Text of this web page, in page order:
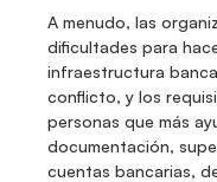
A menudo, las
dificultades para
infraestructura
conflicto, y los
personas que más
documentación,
cuentas bancarias,